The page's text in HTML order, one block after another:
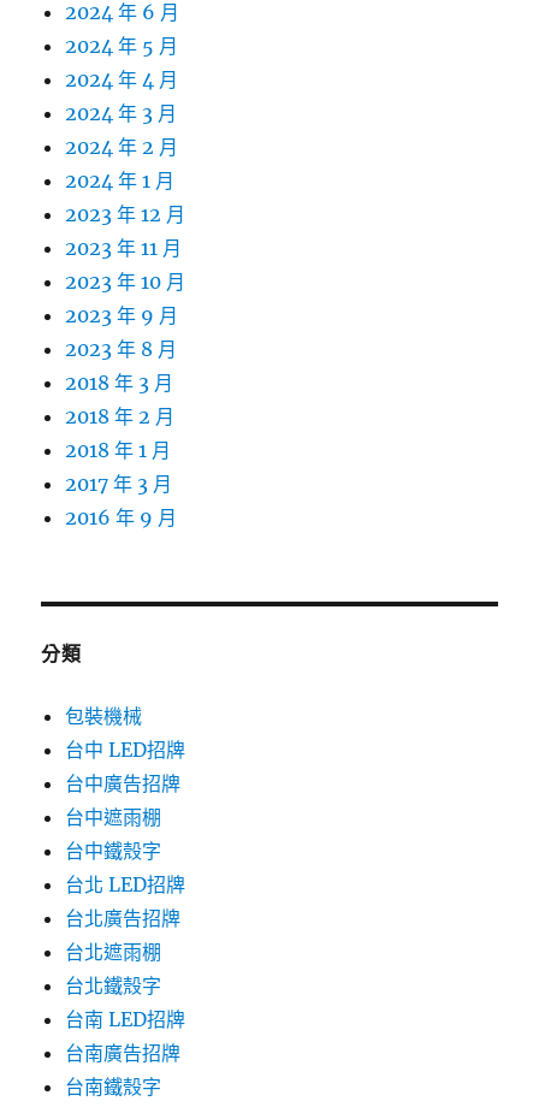
2024 年 6 月
2024 年 5 月
2024 年 4 月
2024 年 3 月
2024 年 2 月
2024 年 1 月
2023 年 12 月
2023 年 11 月
2023 年 10 月
2023 年 9 月
2023 年 8 月
2018 年 3 月
2018 年 2 月
2018 年 1 月
2017 年 3 月
2016 年 9 月
分類
包裝機械
台中 LED招牌
台中廣告招牌
台中遮雨棚
台中鐵殼字
台北 LED招牌
台北廣告招牌
台北遮雨棚
台北鐵殼字
台南 LED招牌
台南廣告招牌
台南鐵殼字